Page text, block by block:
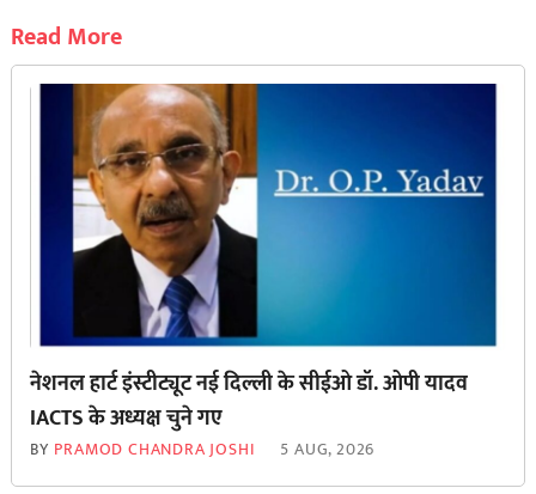
Read More
नेशनल हार्ट इंस्टीट्यूट नई दिल्ली के सीईओ डॉ. ओपी यादव
IACTS के अध्यक्ष चुने गए
BY PRAMOD CHANDRA JOSHI 5 AUG, 2026